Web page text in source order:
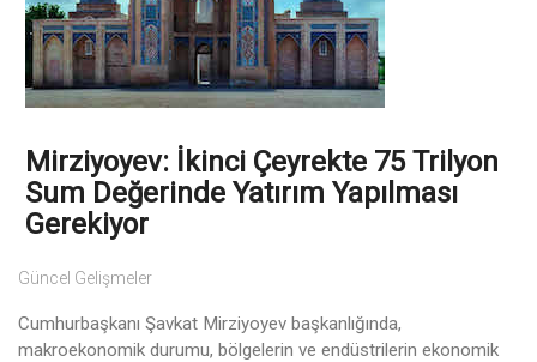
Mirziyoyev: İkinci Çeyrekte 75 Trilyon
Sum Değerinde Yatırım Yapılması
Gerekiyor
Güncel Gelişmeler
Cumhurbaşkanı Şavkat Mirziyoyev başkanlığında,
makroekonomik durumu, bölgelerin ve endüstrilerin ekonomik